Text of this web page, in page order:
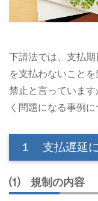
下請法では、支払
を支払わないこと
禁止と言っていま
く問題になる事例
１ 支払遅延
⑴ 規制の内容